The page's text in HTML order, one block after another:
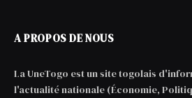
A PROPOS DE NOUS
La UneTogo est un site togolais
l'actualité nationale (Économie,